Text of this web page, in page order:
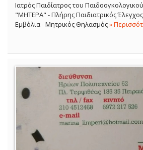
Ιατρός Παιδίατρος του
"ΜΗΤΕΡΑ" - Πλήρης Παιδιατρικός Έλεγχος
Εμβόλια - Μητρικός Θηλασμός»